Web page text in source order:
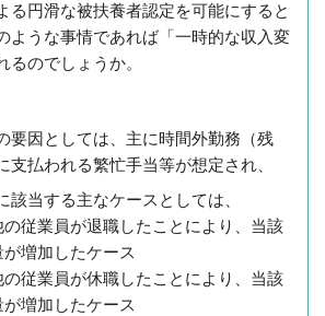
る円滑な被扶養者認定を可能にすると
ような事情であれば「一時的な収入変
るのでしょうか。
要因としては、主に時間外勤務（残
支払われる繁忙手当等が想定され、
該当する主なケースとしては、
従業員が退職したことにより、当該
増加したケース
従業員が休職したことにより、当該
増加したケース